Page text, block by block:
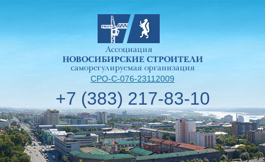
СРО-С-076-23112009
+7 (383) 217-83-10